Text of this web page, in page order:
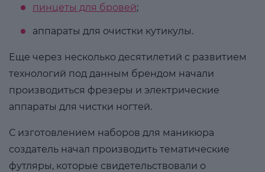
пинцеты для бровей;
аппараты для очистки кутикулы.
Еще через несколько десятилетий с развитием
технологий под данным брендом начали
производиться фрезеры и электрические
аппараты для чистки ногтей.
С изготовлением наборов для маникюра
создатель начал производить тематические
футляры, которые свидетельствовали о